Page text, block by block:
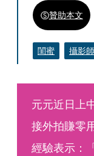
贊助本文
閨蜜 攝影師
元元近日上
接外拍賺零
經驗表示：